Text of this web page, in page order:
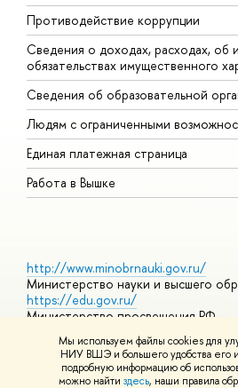
Мы используем файлы cookies для
НИУ ВШЭ и большего удобства его
подробную информацию об
можно найти здесь, наши правила
Противодействие коррупции
Сведения о доходах, расходах, об
обязательствах имущественного
Сведения об образовательной
Людям с ограниченными
Единая платежная страница
Работа в Вышке
http://www.minobrnauki.gov.ru/
Министерство науки и высшего
https://edu.gov.ru/
Министерство просвещения РФ
https://elearning.hse.ru/mooc
Массовые открытые онлайн-курсы